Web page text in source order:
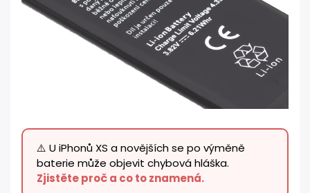
⚠️ U iPhonů XS a novějších se po výměně
baterie může objevit chybová hláška.
Zjistěte proč a co to znamená.